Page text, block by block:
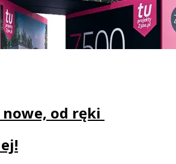
od ręki